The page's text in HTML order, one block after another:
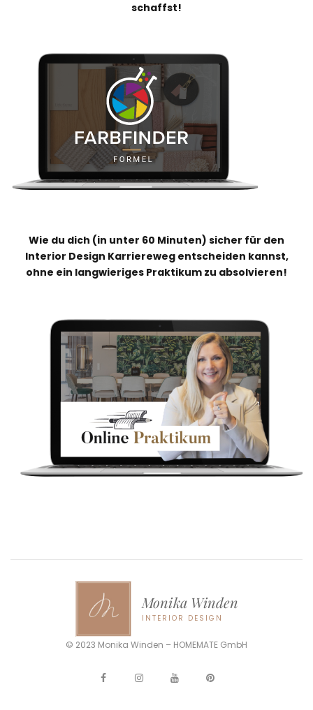
schaffst!
Wie du dich (in unter 60 Minuten) sicher für den
Interior Design Karriereweg entscheiden kannst,
ohne ein langwieriges Praktikum zu absolvieren!
Monika Winden
INTERIOR DESIGN
© 2023 Monika Winden – HOMEMATE GmbH